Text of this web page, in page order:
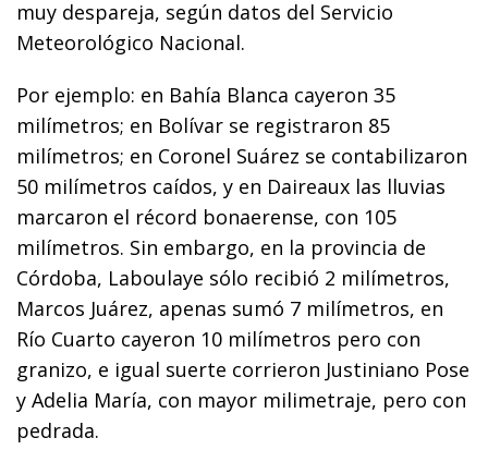
muy despareja, según datos del Servicio
Meteorológico Nacional.
Por ejemplo: en Bahía Blanca cayeron 35
milímetros; en Bolívar se registraron 85
milímetros; en Coronel Suárez se contabilizaron
50 milímetros caídos, y en Daireaux las lluvias
marcaron el récord bonaerense, con 105
milímetros. Sin embargo, en la provincia de
Córdoba, Laboulaye sólo recibió 2 milímetros,
Marcos Juárez, apenas sumó 7 milímetros, en
Río Cuarto cayeron 10 milímetros pero con
granizo, e igual suerte corrieron Justiniano Pose
y Adelia María, con mayor milimetraje, pero con
pedrada.